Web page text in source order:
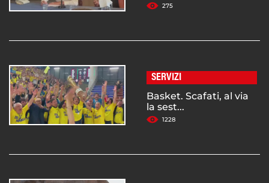
275
SERVIZI
Basket. Scafati, al via
la sest...
1228